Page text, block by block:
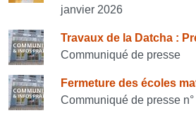
janvier 2026
Travaux de la Datcha :
Communiqué de presse
Fermeture des écoles
Communiqué de presse